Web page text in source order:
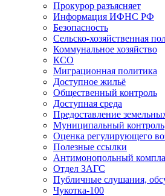
Прокурор разъясняет
Информация ИФНС РФ
Безопасность
Сельско-хозяйственная
Коммунальное хозяйство
КСО
Миграционная политика
Доступное жильё
Общественный контроль
Доступная среда
Предоставление
Муниципальный контроль
Оценка регулирующего
Полезные ссылки
Антимонопольный
Отдел ЗАГС
Публичные слушания,
Чукотка-100